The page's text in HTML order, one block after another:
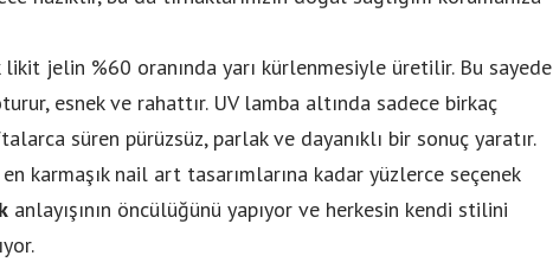
likit jelin %60 oranında yarı kürlenmesiyle üretilir. Bu sayede
esnek ve rahattır. UV lamba altında sadece birkaç
süren pürüzsüz, parlak ve dayanıklı bir sonuç yaratır.
karmaşık nail art tasarımlarına kadar yüzlerce seçenek
anlayışının öncülüğünü yapıyor ve herkesin kendi stilini